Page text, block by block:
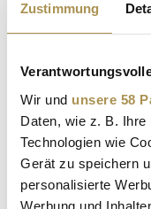
Zustimmung
Wir und unsere 58
Daten, wie z. B.
Technologien wie
Gerät zu speichern
personalisierte
Werbung und